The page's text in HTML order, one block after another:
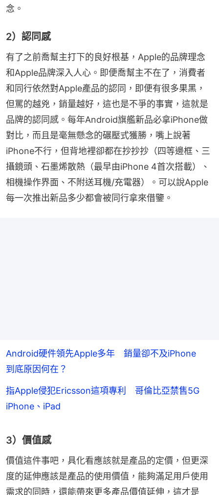
念。
2）認同感
有了之前喬幫主打下的良好根基，Apple的品牌理念
和Apple品牌深入人心。即便喬幫主不在了，消費者
和同行依然對Apple產品的認同，即便有很多果黑，
但罵的越兇，銷量越好，這也是不爭的事實，這就是
品牌的認同感。每年Android旗艦新品必拿iPhone做
對比，而且是毫無懸念的碾壓式獲勝，嘴上說著
iPhone不行，但背地裡卻都在抄抄抄（四等邊框、三
攝鏡頭、石墨烯散熱（最早由iPhone 4首次搭載）、
相機操作界面、不附送耳機/充電器）。可以說Apple
每一次推出新品多少都會被同行拿來借鑒。
Android硬件領先Apple多年 銷量卻不及iPhone
到底原因何在？
指Apple侵犯Ericsson這項專利 哥倫比亞禁售5G
iPhone、iPad
3）價值感
價值這件事吧，具化看應該就是產品的定價，但更深
度的延伸應該是產品的使用價值，能夠滿足用戶使用
需求的同時，還能帶來更多產品價值延伸，這才是